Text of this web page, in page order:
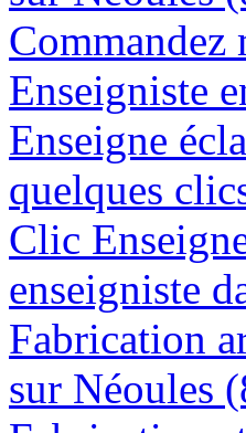
Commandez
Enseigniste
Enseigne
quelques
Clic
enseigniste
Fabrication
sur Néoules